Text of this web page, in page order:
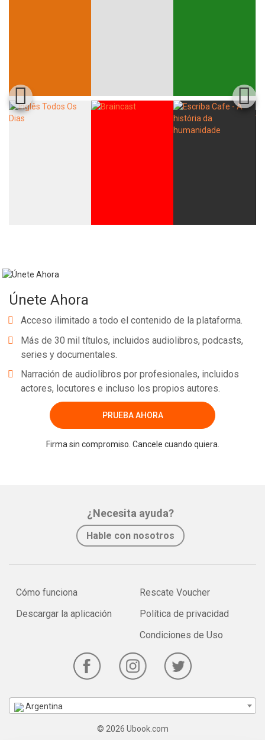
Únete Ahora
Acceso ilimitado a todo el contenido de la plataforma.
Más de 30 mil títulos, incluidos audiolibros, podcasts,
series y documentales.
Narración de audiolibros por profesionales, incluidos
actores, locutores e incluso los propios autores.
PRUEBA AHORA
Firma sin compromiso. Cancele cuando quiera.
¿Necesita ayuda?
Hable con nosotros
Cómo funciona
Descargar la aplicación
Rescate Voucher
Política de privacidad
Condiciones de Uso
Argentina
© 2026 Ubook.com